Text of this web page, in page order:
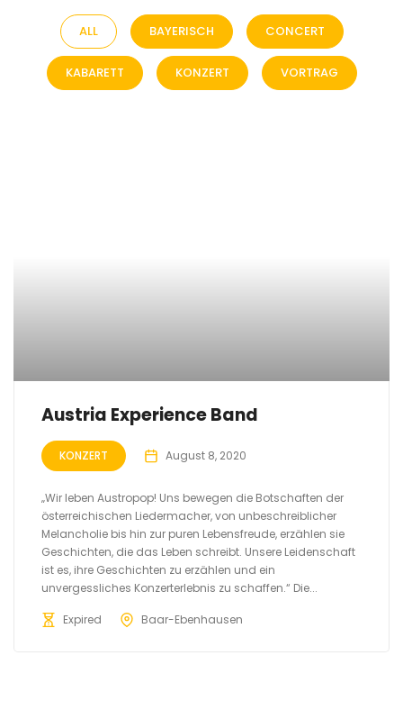
ALL BAYERISCH CONCERT
KABARETT KONZERT VORTRAG
Austria Experience Band
KONZERT August 8, 2020
„Wir leben Austropop! Uns bewegen die Botschaften der
österreichischen Liedermacher, von unbeschreiblicher
Melancholie bis hin zur puren Lebensfreude, erzählen sie
Geschichten, die das Leben schreibt. Unsere Leidenschaft
ist es, ihre Geschichten zu erzählen und ein
unvergessliches Konzerterlebnis zu schaffen.“ Die...
Expired Baar-Ebenhausen